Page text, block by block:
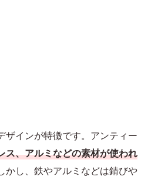
ザインが特徴です。アンティー
ス、アルミなどの素材が使われ
かし、鉄やアルミなどは錆びや